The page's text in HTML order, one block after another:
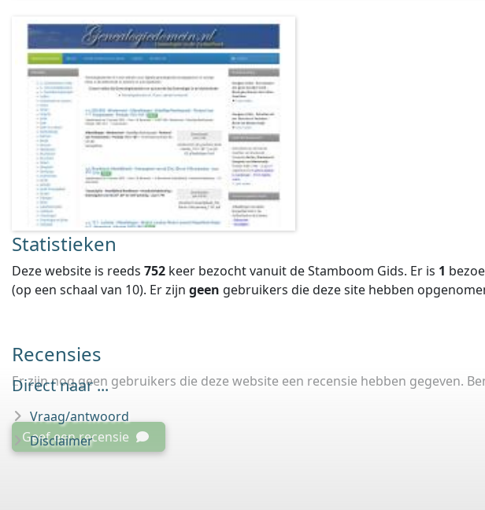
Statistieken
Deze website is reeds 752 keer bezocht vanuit de Stamboom Gids. Er is 1
(op een schaal van 10). Er zijn geen gebruikers die deze site hebben
Recensies
Er zijn nog geen gebruikers die deze website een recensie hebben gegeven.
Geef een recensie
Direct naar ...
Vraag/antwoord
Disclaimer